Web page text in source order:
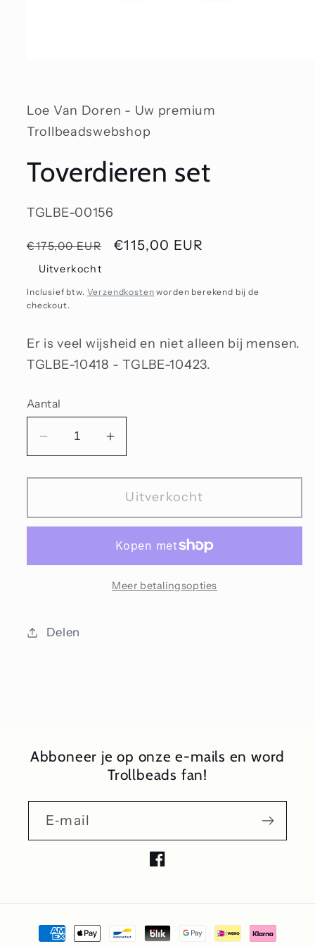
modaal
Loe Van Doren - Uw premium
Trollbeadswebshop
Toverdieren set
SKU:
TGLBE-00156
Normale
prijs
€175,00 EUR Aanbiedingsprijs
€115,00 EUR
Uitverkocht
Inclusief btw. Verzendkosten worden berekend bij de
checkout.
Er is veel wijsheid en niet alleen bij mensen.
TGLBE-10418 - TGLBE-10423.
Aantal
Aantal
voor
set
Aantal
voor
Toverdieren
set
Uitverkocht
Meer betalingsopties
Delen
Abboneer je op onze e-mails en word
Trollbeads fan!
E‑mail
Facebook
Betaalmethoden